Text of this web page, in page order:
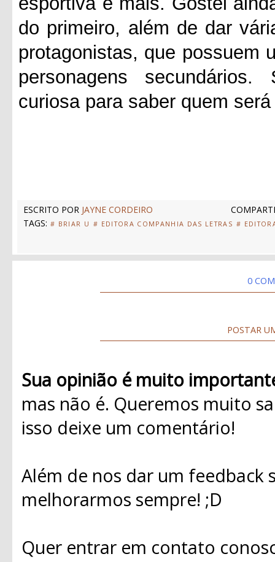
do primeiro, além de dar
protagonistas, que possuem
personagens secundários.
curiosa para saber quem
ESCRITO POR JAYNE CORDEIRO
TAGS: # BRIAR U # EDITORA COMPANHIA DAS LETRAS #
0
POSTAR
Sua opinião é muito
mas não é. Queremos muito
isso deixe um comentário!
Além de nos dar um
melhorarmos sempre! ;D
Quer entrar em contato